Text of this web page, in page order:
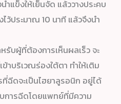
แข็งให้เย็นจัด แล้ววางประคบ
ว้ประมาณ 10 นาที แล้วจึงนำ
รับผู้ที่ต้องการเห็นผลเร็ว จะ
าบริเวณร่องใต้ตา ทำให้เติม
ฉีดจะเป็นไฮยาลูรอนิก อยู่ได้
การฉีดโดยแพทย์ที่มีความ